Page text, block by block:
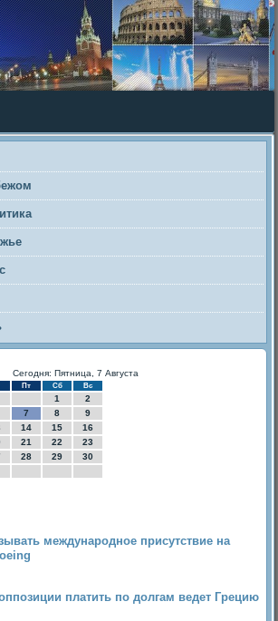
Сегодня: Пятница, 7 Августа
Пт Сб Вс
1
2
7 8
9
14 15
16
21 22
23
28 29
30
международное присутствие на
платить по долгам ведет Грецию